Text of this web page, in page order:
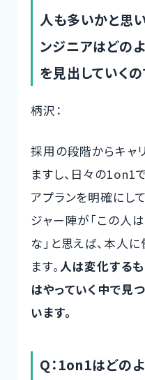
人も多いかと思
ンジニアはどの
を見出していくの
柄沢：
採用の段階からキャ
ますし、日々の1on1
アプランを明確にし
ジャー陣が「この人
な」と思えば、本人
ます。人は変化する
はやっていく中で見
います。
Q：1on1はどの